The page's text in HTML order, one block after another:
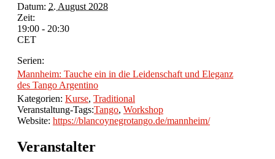
Datum: 2. August 2028
Zeit:
19:00 - 20:30
CET
Serien:
Mannheim: Tauche ein in die Leidenschaft und Eleganz
des Tango Argentino
Kategorien: Kurse, Traditional
Veranstaltung-Tags:Tango, Workshop
Website: https://blancoynegrotango.de/mannheim/
Veranstalter